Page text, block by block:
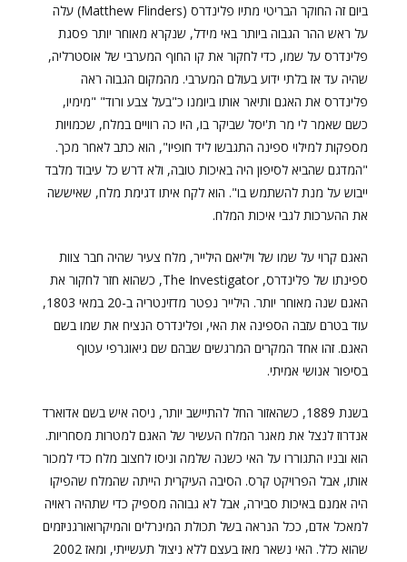
ביום זה החוקר הבריטי מתיו פלינדרס (Matthew Flinders) עלה
על ראש ההר הגבוה ביותר באי מידל, שנקרא מאוחר יותר פסגת
פלינדרס על שמו, כדי לחקור את קו החוף המערבי של אוסטרליה,
שהיה עד אז בלתי ידוע בעולם המערבי. מהמקום הגבוה ראה
פלינדרס את האגם ותיאר אותו ביומנו כ"בעל צבע ורוד" "מימיו,
כשם שאמר לי מר ת'יסל שביקר בו, היו כה רוויים במלח, שכמויות
מספקות למילוי ספינה התגבשו ליד חופיו", הוא כתב לאחר מכך.
"המדגם שהביא לסיפון היה באיכות טובה, ולא דרש כל עיבוד מלבד
ייבוש על מנת להשתמש בו". הוא לקח איתו דגימת מלח, שאיששה
את ההערכות לגבי איכות המלח.
האגם קרוי על שמו של ויליאם הילייר, מלח צעיר שהיה חבר צוות
ספינתו של פלינדרס, The Investigator, כשהוא חזר לחקור את
האגם שנה מאוחר יותר. הילייר נפטר מדזינטריה ב-20 במאי 1803,
עוד בטרם עזבה הספינה את האי, ופלינדרס הנציח את שמו בשם
האגם. זהו אחד המקרים המרגשים שבהם שם גיאוגרפי עטוף
בסיפור אנושי אמיתי.
בשנת 1889, כשהאזור החל להתיישב יותר, ניסה איש בשם אדוארד
אנדרוז לנצל את מאגר המלח העשיר של האגם למטרות מסחריות.
הוא ובניו התגוררו על האי כשנה שלמה וניסו לחצוב מלח כדי למכור
אותו, אבל הפרויקט קרס. הסיבה העיקרית הייתה שהמלח שהפיקו
היה אמנם באיכות סבירה, אבל לא גבוהה מספיק כדי שתהיה ראויה
למאכל אדם, ככל הנראה בשל תכולת המינרלים והמיקרואורגניזמים
שהוא כלל.
האי נשאר מאז בעצם ללא ניצול תעשייתי, ומאז 2002